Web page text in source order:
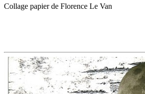
Collage papier de Florence Le Van